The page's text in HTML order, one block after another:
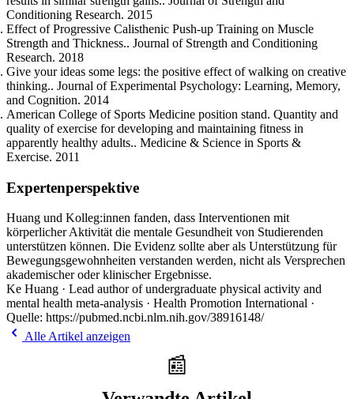
Conditioning Research. 2015
Effect of Progressive Calisthenic Push-up Training on Muscle
Strength and Thickness.. Journal of Strength and Conditioning
Research. 2018
Give your ideas some legs: the positive effect of walking on creative
thinking.. Journal of Experimental Psychology: Learning, Memory,
and Cognition. 2014
American College of Sports Medicine position stand. Quantity and
quality of exercise for developing and maintaining fitness in
apparently healthy adults.. Medicine & Science in Sports &
Exercise. 2011
Expertenperspektive
Huang und Kolleg:innen fanden, dass Interventionen mit
körperlicher Aktivität die mentale Gesundheit von Studierenden
unterstützen können. Die Evidenz sollte aber als Unterstützung für
Bewegungsgewohnheiten verstanden werden, nicht als Versprechen
akademischer oder klinischer Ergebnisse.
Ke Huang · Lead author of undergraduate physical activity and
mental health meta-analysis · Health Promotion International ·
Quelle: https://pubmed.ncbi.nlm.nih.gov/38916148/
Alle Artikel anzeigen
📰